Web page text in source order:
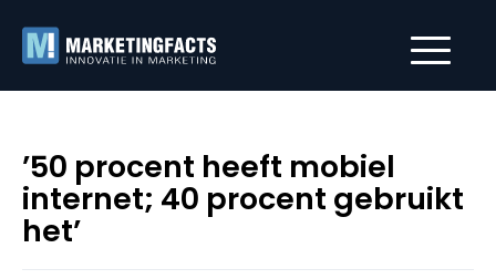
’50 procent heeft mobiel
internet; 40 procent gebruikt
het’